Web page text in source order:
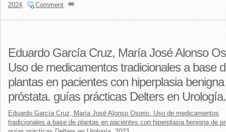
2024. Comment.
Eduardo García Cruz, María José Alonso
Uso de medicamentos tradicionales a base
plantas en pacientes con hiperplasia
próstata. guías prácticas Delters en
Eduardo García Cruz, María José Alonso Osorio. Uso de medicamentos
tradicionales a base de plantas en pacientes con hiperplasia benigna de